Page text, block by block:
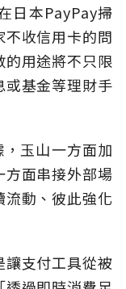
日本PayPay掃
收信用卡的問
用途將不只限
基金等理財手
玉山一方面加
面串接外部場
動、彼此強化
支付工具從被